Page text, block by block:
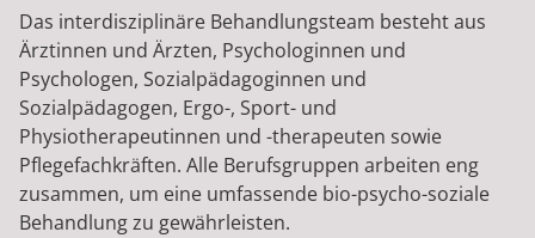
Das interdisziplinäre Behandlungsteam besteht aus
Ärztinnen und Ärzten, Psychologinnen und
Psychologen, Sozialpädagoginnen und
Sozialpädagogen, Ergo-, Sport- und
Physiotherapeutinnen und -therapeuten sowie
Pflegefachkräften. Alle Berufsgruppen arbeiten eng
zusammen, um eine umfassende bio-psycho-soziale
Behandlung zu gewährleisten.